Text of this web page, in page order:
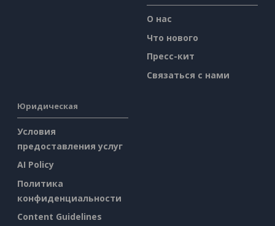
О нас
Что нового
Пресс-кит
Связаться с нами
Юридическая
Условия
предоставления услуг
AI Policy
Политика
конфиденциальности
Content Guidelines